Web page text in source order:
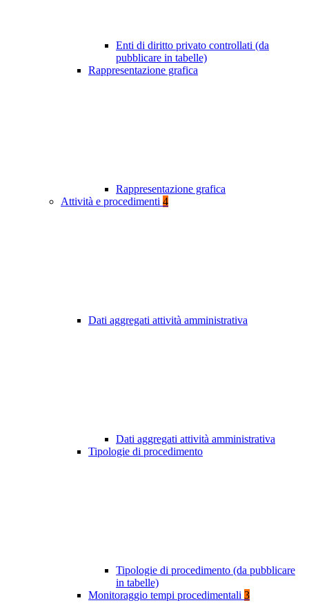
Enti di diritto privato controllati (da
pubblicare in tabelle)
Rappresentazione grafica
Rappresentazione grafica
Attività e procedimenti 4
Dati aggregati attività amministrativa
Dati aggregati attività amministrativa
Tipologie di procedimento
Tipologie di procedimento (da pubblicare
in tabelle)
Monitoraggio tempi procedimentali 3